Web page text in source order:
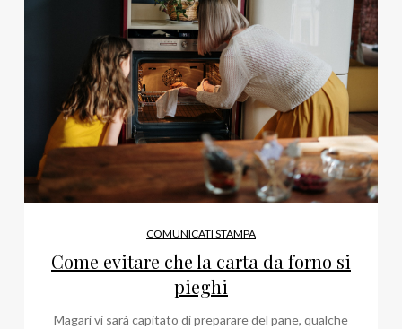
COMUNICATI STAMPA
Come evitare che la carta da forno si
pieghi
Magari vi sarà capitato di preparare del pane, qualche